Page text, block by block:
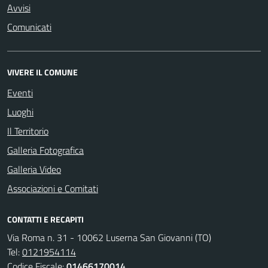
Avvisi
Comunicati
VIVERE IL COMUNE
Eventi
Luoghi
Il Territorio
Galleria Fotografica
Galleria Video
Associazioni e Comitati
CONTATTI E RECAPITI
Via Roma n. 31 - 10062 Luserna San Giovanni (TO)
Tel:0121954114